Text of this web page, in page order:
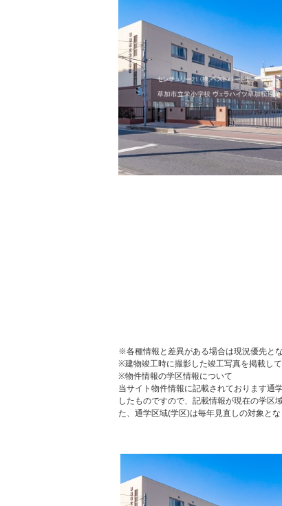
※各種情報と差異がある場合は現況優先とな
※建物竣工時に撮影した竣工写真を掲載し
※物件情報の学区情報について
当サイト物件情報に記載されております通
したものですので、記載情報が現在の学区
た、通学区域(学区)は毎年見直しの対象と